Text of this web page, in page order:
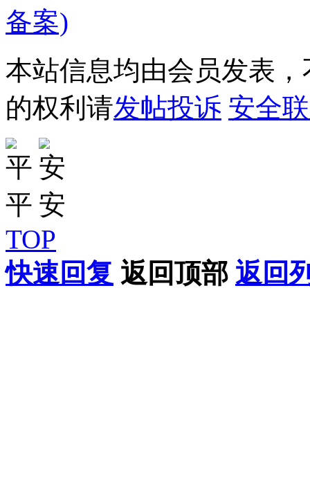
备案)
本站信息均由会员发表
的权利请发帖投诉 安全
TOP
快速回复 返回顶部 返回